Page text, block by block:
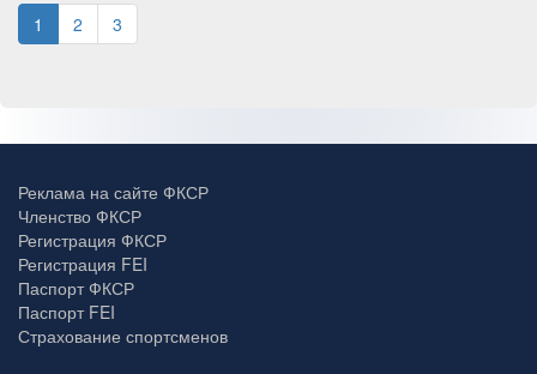
1 2 3
Реклама на сайте ФКСР
Членство ФКСР
Регистрация ФКСР
Регистрация FEI
Паспорт ФКСР
Паспорт FEI
Страхование спортсменов